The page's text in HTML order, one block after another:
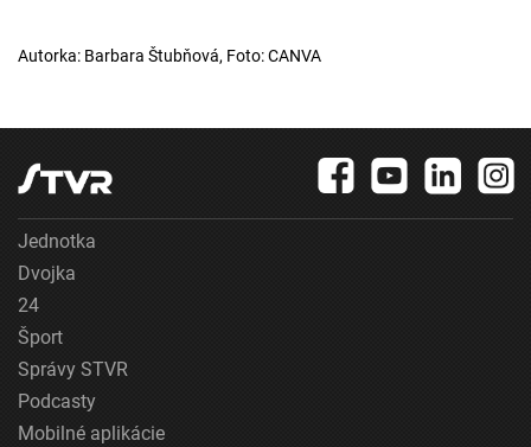
Autorka: Barbara Štubňová, Foto: CANVA
Jednotka
Dvojka
24
Šport
Správy STVR
Podcasty
Mobilné aplikácie